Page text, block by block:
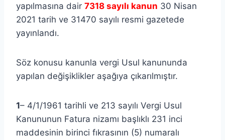
yapılmasına dair 7318 sayılı kanun 30 Nisan
2021 tarih ve 31470 sayılı resmi gazetede
yayınlandı.
Söz konusu kanunla vergi Usul kanununda
yapılan değişiklikler aşağıya çıkarılmıştır.
1– 4/1/1961 tarihli ve 213 sayılı Vergi Usul
Kanununun Fatura nizamı başlıklı 231 inci
maddesinin birinci fıkrasının (5) numaralı